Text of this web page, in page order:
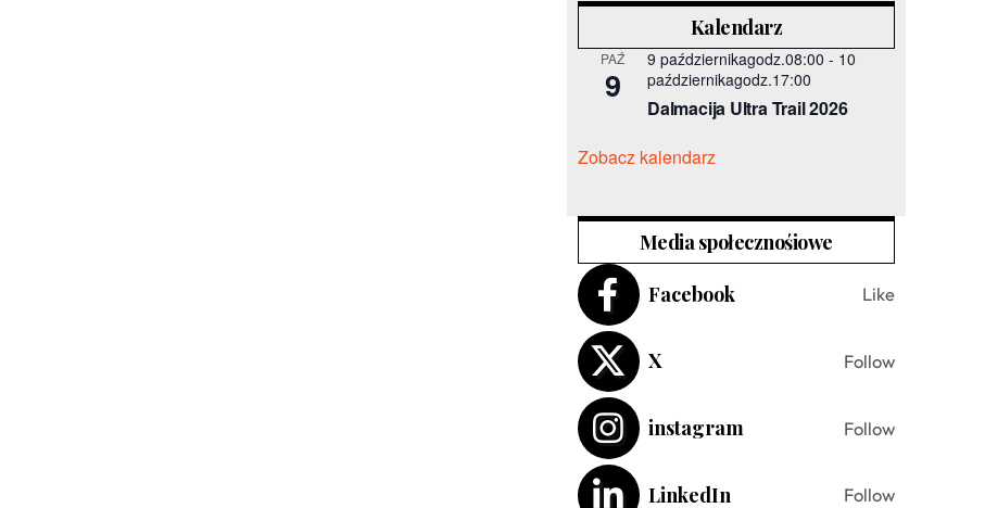
Kalendarz
PAŹ
9
9 październikagodz.08:00 - 10
październikagodz.17:00
Dalmacija Ultra Trail 2026
Zobacz kalendarz
Media społecznośiowe
Facebook
Like
X Follow
instagram Follow
LinkedIn Follow